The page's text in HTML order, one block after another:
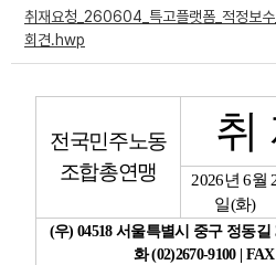
취재요청_260604_특고플랫폼_적정보수
회견.hwp
전국민주노동
조합총연맹
취
2026년6월
일(화)
(우) 04518서울특별시 중구 정동길
화(02)2670-9100 |
자료